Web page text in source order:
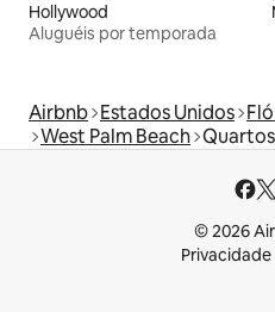
Hollywood
Aluguéis por temporada
Airbnb Estados Unidos
West Palm Beach
© 2026
Privacidade